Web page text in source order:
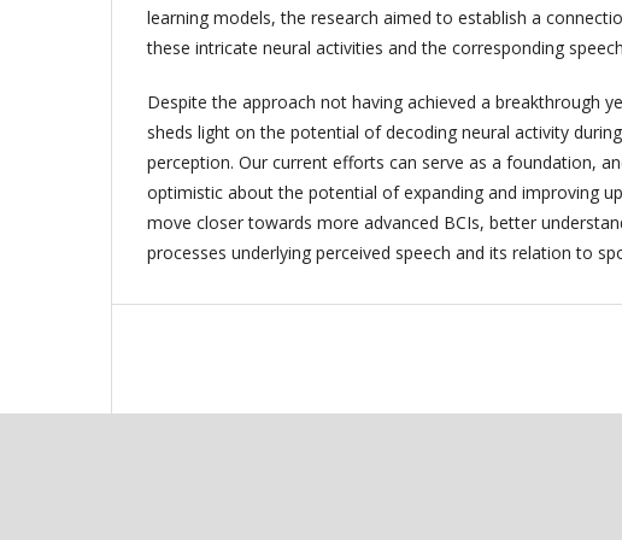
learning models, the research aimed to establish a
these intricate neural activities and the corresponding
Despite the approach not having achieved a breakthrough
sheds light on the potential of decoding neural activity
perception. Our current efforts can serve as a foundation,
optimistic about the potential of expanding and improving
move closer towards more advanced BCIs, better
processes underlying perceived speech and its relation to